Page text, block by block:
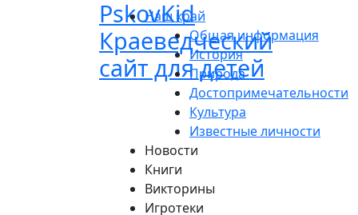
PskovKid
Краеведческий
сайт для детей
Наш край
Общая информация
История
Природа
Достопримечательности
Культура
Известные личности
Новости
Книги
Викторины
Игротеки